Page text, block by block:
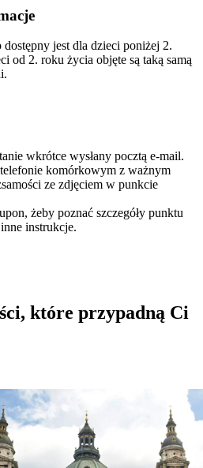
dostępny jest dla dzieci poniżej 2.
od 2. roku życia objęte są taką samą
wkrótce wysłany pocztą e-mail.
komórkowym z ważnym
ze zdjęciem w punkcie
żeby poznać szczegóły punktu
instrukcje.
które przypadną Ci